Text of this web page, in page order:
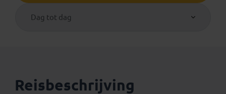
Dag tot dag
Reisbeschrijving